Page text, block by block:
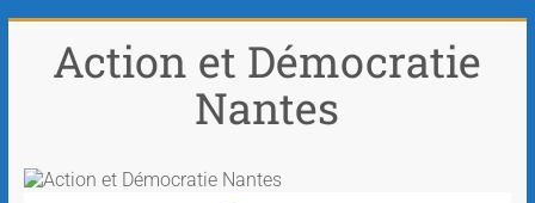
Action et Démocratie
Nantes